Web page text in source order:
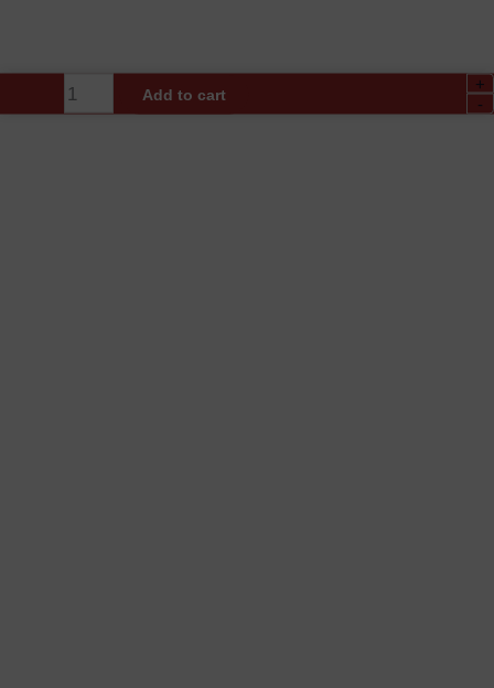
-
Electrică
+
Add to cart